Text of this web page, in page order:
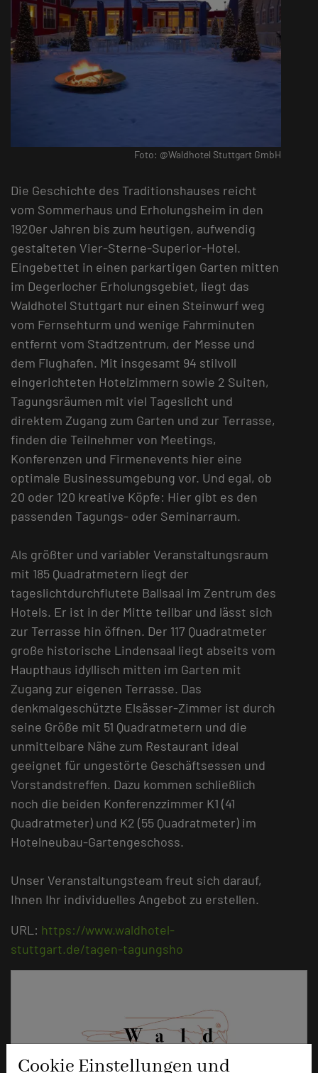
Cookie Einstellungen und
Foto: @Waldhotel Stuttgart GmbH
Die Geschichte des Traditionshauses reicht
vom Sommerhaus und Erholungsheim in den
1920er Jahren bis zum heutigen, aufwendig
gestalteten Vier-Sterne-Superior-Hotel.
Eingebettet in einen parkartigen Garten mitten
im Degerlocher Erholungsgebiet, liegt das
Waldhotel Stuttgart nur einen Steinwurf weg
vom Fernsehturm und wenige Fahrminuten
entfernt vom Stadtzentrum, der Messe und
dem Flughafen. Mit insgesamt 94 stilvoll
eingerichteten Hotelzimmern sowie 2 Suiten,
Tagungsräumen mit viel Tageslicht und
direktem Zugang zum Garten und zur Terrasse,
finden die Teilnehmer von Meetings,
Konferenzen und Firmenevents hier eine
optimale Businessumgebung vor. Und egal, ob
20 oder 120 kreative Köpfe: Hier gibt es den
passenden Tagungs- oder Seminarraum.
Als größter und variabler Veranstaltungsraum
mit 185 Quadratmetern liegt der
tageslichtdurchflutete Ballsaal im Zentrum des
Hotels. Er ist in der Mitte teilbar und lässt sich
zur Terrasse hin öffnen. Der 117 Quadratmeter
große historische Lindensaal liegt abseits vom
Haupthaus idyllisch mitten im Garten mit
Zugang zur eigenen Terrasse. Das
denkmalgeschützte Elsässer-Zimmer ist durch
seine Größe mit 51 Quadratmetern und die
unmittelbare Nähe zum Restaurant ideal
geeignet für ungestörte Geschäftsessen und
Vorstandstreffen. Dazu kommen schließlich
noch die beiden Konferenzzimmer K1 (41
Quadratmeter) und K2 (55 Quadratmeter) im
Hotelneubau-Gartengeschoss.
Unser Veranstaltungsteam freut sich darauf,
Ihnen Ihr individuelles Angebot zu erstellen.
URL: https://www.waldhotel-
stuttgart.de/tagen-tagungsho